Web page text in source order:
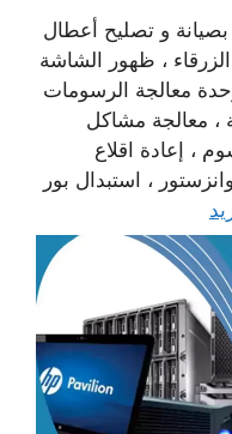
و تصليح أعطال
، ظهور الشاشة
معالجة الرسومات
، معالجة مشاكل
، إعادة اقلاع
، استبدال بور